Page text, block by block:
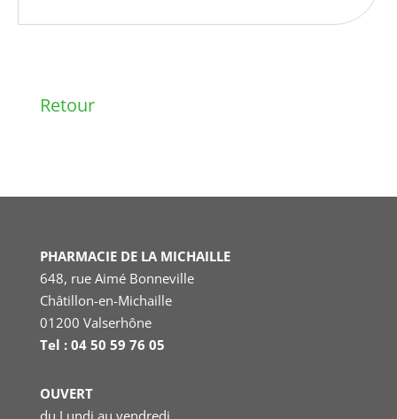
Retour
PHARMACIE DE LA MICHAILLE
648, rue Aimé Bonneville
Châtillon-en-Michaille
01200 Valserhône
Tel : 04 50 59 76 05
OUVERT
du Lundi au vendredi